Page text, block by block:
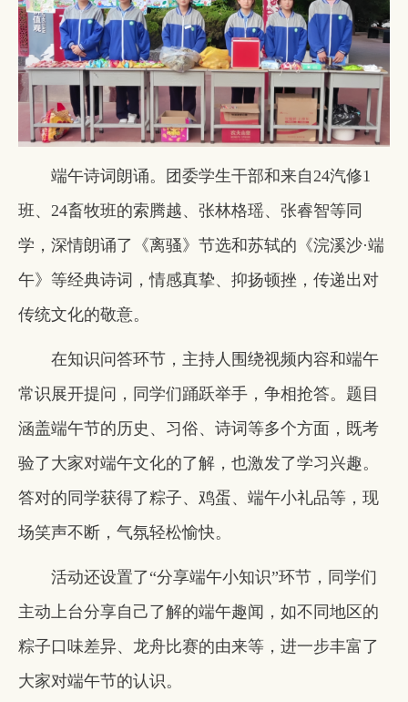
端午诗词朗诵。团委学生干部和来自24汽修1
班、24畜牧班的索腾越、张林格瑶、张睿智等同
学，深情朗诵了《离骚》节选和苏轼的《浣溪沙·端
午》等经典诗词，情感真挚、抑扬顿挫，传递出对
传统文化的敬意。
在知识问答环节，主持人围绕视频内容和端午
常识展开提问，同学们踊跃举手，争相抢答。题目
涵盖端午节的历史、习俗、诗词等多个方面，既考
验了大家对端午文化的了解，也激发了学习兴趣。
答对的同学获得了粽子、鸡蛋、端午小礼品等，现
场笑声不断，气氛轻松愉快。
活动还设置了“分享端午小知识”环节，同学们
主动上台分享自己了解的端午趣闻，如不同地区的
粽子口味差异、龙舟比赛的由来等，进一步丰富了
大家对端午节的认识。